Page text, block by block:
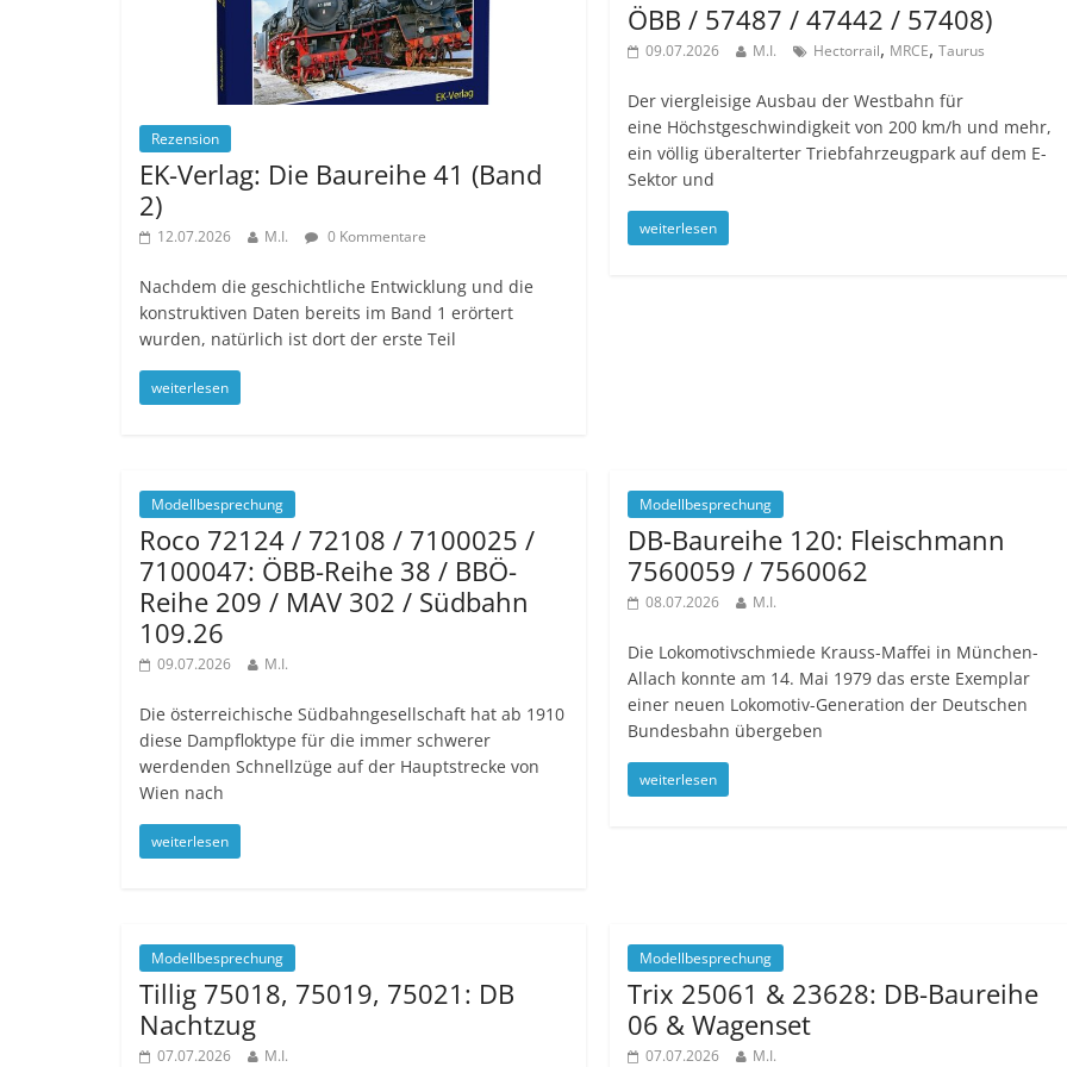
Rezension
EK-Verlag: Die Baureihe 41 (Band
2)
12.07.2026 M.I. 0 Kommentare
Nachdem die geschichtliche Entwicklung und die
konstruktiven Daten bereits im Band 1 erörtert
wurden, natürlich ist dort der erste Teil
weiterlesen
ÖBB / 57487 / 47442 / 57408)
09.07.2026 M.I. Hectorrail, MRCE,Taurus
Der viergleisige Ausbau der Westbahn für
eine Höchstgeschwindigkeit von 200 km/h und mehr,
ein völlig überalterter Triebfahrzeugpark auf dem E-
Sektor und
weiterlesen
Modellbesprechung
Roco 72124 / 72108 / 7100025 /
7100047: ÖBB-Reihe 38 / BBÖ-
Reihe 209 / MAV 302 / Südbahn
109.26
09.07.2026 M.I.
Die österreichische Südbahngesellschaft hat ab 1910
diese Dampfloktype für die immer schwerer
werdenden Schnellzüge auf der Hauptstrecke von
Wien nach
weiterlesen
Modellbesprechung
DB-Baureihe 120: Fleischmann
7560059 / 7560062
08.07.2026 M.I.
Die Lokomotivschmiede Krauss-Maffei in München-
Allach konnte am 14. Mai 1979 das erste Exemplar
einer neuen Lokomotiv-Generation der Deutschen
Bundesbahn übergeben
weiterlesen
Modellbesprechung
Tillig 75018, 75019, 75021: DB
Nachtzug
07.07.2026 M.I.
Modellbesprechung
Trix 25061 & 23628: DB-Baureihe
06 & Wagenset
07.07.2026 M.I.